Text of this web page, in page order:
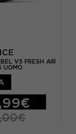
V5 FRESH AIR
UOMO